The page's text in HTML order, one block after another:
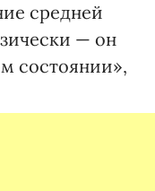
средней
— он
состоянии»,